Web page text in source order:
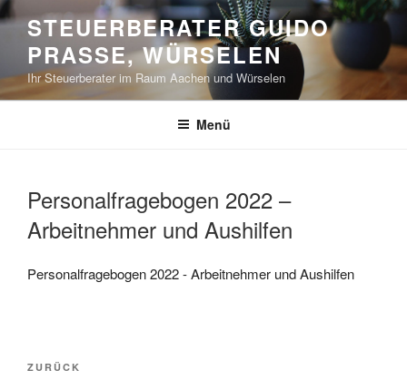
Zum
Inhalt
springen
STEUERBERATER GUIDO
PRASSE, WÜRSELEN
Ihr Steuerberater im Raum Aachen und Würselen
Menü
Personalfragebogen 2022 –
Arbeitnehmer und Aushilfen
Personalfragebogen 2022 - Arbeitnehmer und Aushilfen
Beitragsnavigation
Vorheriger
ZURÜCK